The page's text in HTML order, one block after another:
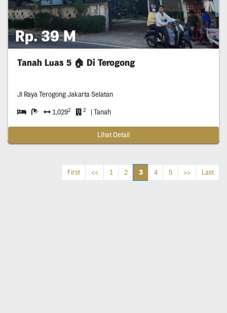
Rp. 39 M
Tanah Luas 5 🏠 Di Terogong
Jl Raya Terogong Jakarta Selatan
1,0292 2 | Tanah
Lihat Detail
First << 1 2 3 4 5 >> Last